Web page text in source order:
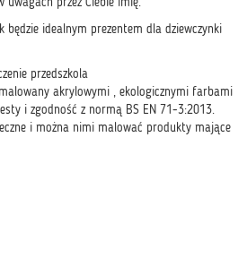
uwagach przez Ciebie imię.
będzie idealnym prezentem dla dziewczynki
przedszkola
akrylowymi , ekologicznymi farbami
i zgodność z normą BS EN 71-3:2013.
i można nimi malować produkty mające